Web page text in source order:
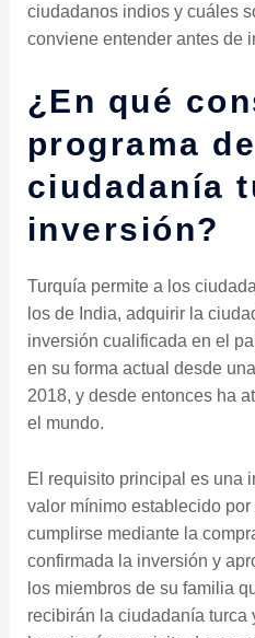
ciudadanos indios y cuáles
conviene entender antes de
¿En qué
programa de
ciudadanía
inversión?
Turquía permite a los
los de India, adquirir la
inversión cualificada en el
en su forma actual desde
2018, y desde entonces ha
el mundo.
El requisito principal es una
valor mínimo establecido
cumplirse mediante la
confirmada la inversión y
los miembros de su familia
recibirán la ciudadanía turca